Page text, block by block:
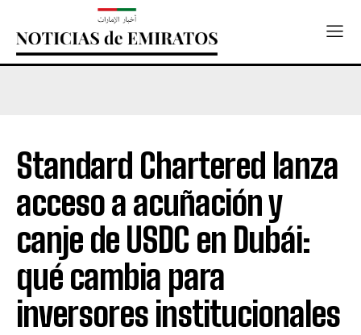
Standard Chartered lanza
acceso a acuñación y
canje de USDC en Dubái:
qué cambia para
inversores institucionales